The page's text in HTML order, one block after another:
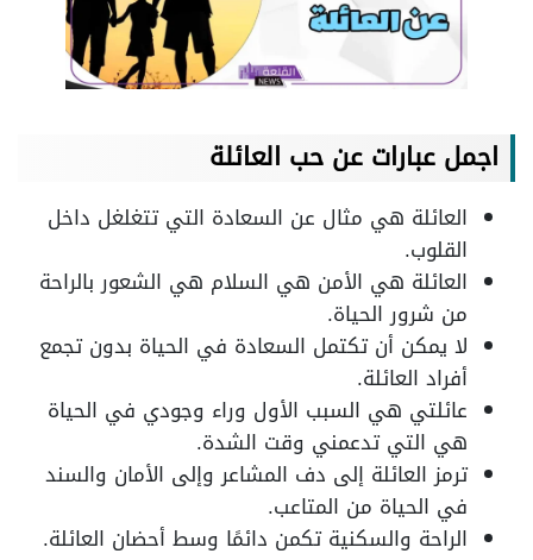
اجمل عبارات عن حب العائلة
العائلة هي مثال عن السعادة التي تتغلغل داخل
القلوب.
العائلة هي الأمن هي السلام هي الشعور بالراحة
من شرور الحياة.
لا يمكن أن تكتمل السعادة في الحياة بدون تجمع
أفراد العائلة.
عائلتي هي السبب الأول وراء وجودي في الحياة
هي التي تدعمني وقت الشدة.
ترمز العائلة إلى دف المشاعر وإلى الأمان والسند
في الحياة من المتاعب.
الراحة والسكنية تكمن دائمًا وسط أحضان العائلة.